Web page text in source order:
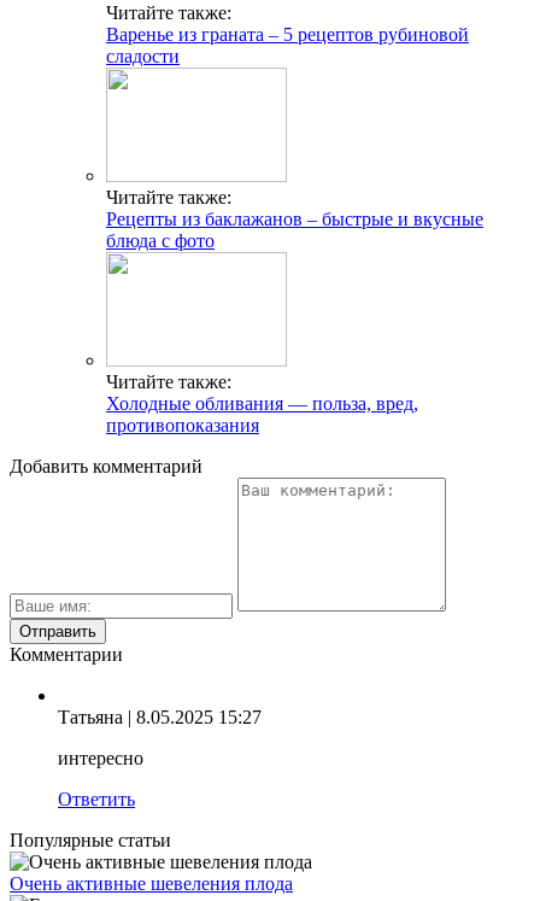
Читайте также:
Варенье из граната – 5 рецептов рубиновой
сладости
Читайте также:
Рецепты из баклажанов – быстрые и вкусные
блюда с фото
Читайте также:
Холодные обливания — польза, вред,
противопоказания
Добавить комментарий
Комментарии
Татьяна | 8.05.2025 15:27
интересно
Ответить
Популярные статьи
Очень активные шевеления плода